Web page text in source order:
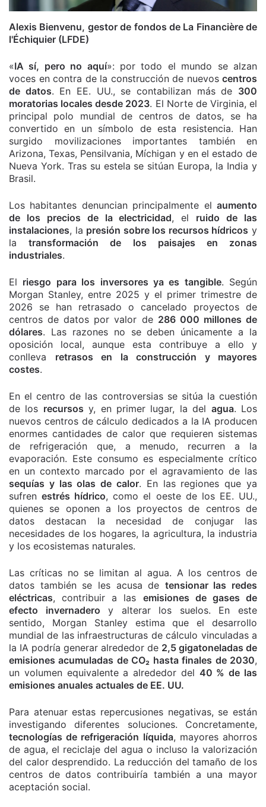
Alexis Bienvenu, gestor de fondos de La Financière de
l'Échiquier (LFDE)
«IA sí, pero no aquí»: por todo el mundo se alzan
voces en contra de la construcción de nuevos centros
de datos. En EE. UU., se contabilizan más de 300
moratorias locales desde 2023. El Norte de Virginia, el
principal polo mundial de centros de datos, se ha
convertido en un símbolo de esta resistencia. Han
surgido movilizaciones importantes también en
Arizona, Texas, Pensilvania, Míchigan y en el estado de
Nueva York. Tras su estela se sitúan Europa, la India y
Brasil.
Los habitantes denuncian principalmente el aumento
de los precios de la electricidad, el ruido de las
instalaciones, la presión sobre los recursos hídricos y
latransformación de los paisajes en zonas
industriales.
El riesgo para los inversores ya es tangible. Según
Morgan Stanley, entre 2025 y el primer trimestre de
2026 se han retrasado o cancelado proyectos de
centros de datos por valor de 286 000 millones de
dólares. Las razones no se deben únicamente a la
oposición local, aunque esta contribuye a ello y
conlleva retrasos en la construcción y mayores
costes.
En el centro de las controversias se sitúa la cuestión
de los recursos y, en primer lugar, la del agua. Los
nuevos centros de cálculo dedicados a la IA producen
enormes cantidades de calor que requieren sistemas
de refrigeración que, a menudo, recurren a la
evaporación. Este consumo es especialmente crítico
en un contexto marcado por el agravamiento de las
sequías y las olas de calor. En las regiones que ya
sufrenestrés hídrico, como el oeste de los EE. UU.,
quienes se oponen a los proyectos de centros de
datos destacan la necesidad de conjugar las
necesidades de los hogares, la agricultura, la industria
y los ecosistemas naturales.
Las críticas no se limitan al agua. A los centros de
datos también se les acusa de tensionar las redes
eléctricas, contribuir a las emisiones de gases de
efecto invernadero y alterar los suelos. En este
sentido, Morgan Stanley estima que el desarrollo
mundial de las infraestructuras de cálculo vinculadas a
la IA podría generar alrededor de 2,5 gigatoneladas de
emisiones acumuladas de CO₂ hasta finales de 2030,
un volumen equivalente a alrededor del 40 % de las
emisiones anuales actuales de EE. UU.
Para atenuar estas repercusiones negativas, se están
investigando diferentes soluciones. Concretamente,
tecnologías de refrigeración líquida, mayores ahorros
de agua, el reciclaje del agua o incluso la valorización
del calor desprendido. La reducción del tamaño de los
centros de datos contribuiría también a una mayor
aceptación social.